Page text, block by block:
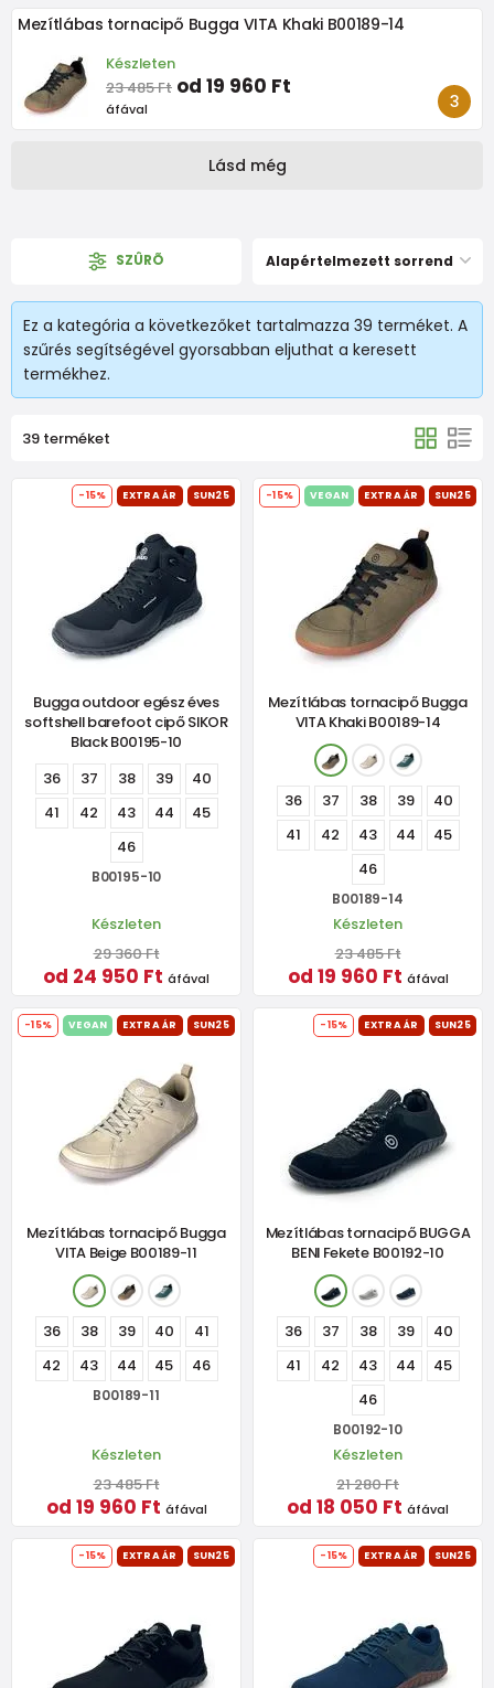
Mezítlábas tornacipő Bugga VITA Khaki B00189-14
Készleten
23 485 Ft od 19 960 Ft
áfával
Lásd még
SZÛRÕ Alapértelmezett sorrend
Ez a kategória a következőket tartalmazza 39 terméket. A
szűrés segítségével gyorsabban eljuthat a keresett
termékhez.
39 terméket
-15% EXTRA ÁR SUN25
Bugga outdoor egész éves
softshell barefoot cipő SIKOR
Black B00195-10
36
37 38 39
40
41
42 43 44
45
46
B00195-10
Készleten
29 360 Ft
od 24 950 Ft áfával
-15% VEGAN EXTRA ÁR SUN25
Mezítlábas tornacipő Bugga
VITA Khaki B00189-14
36 37 38 39
40
41
42 43 44
45
46
B00189-14
Készleten
23 485 Ft
od 19 960 Ft áfával
-15% VEGAN EXTRA ÁR SUN25
Mezítlábas tornacipő Bugga
VITA Beige B00189-11
36 38 39 40
41
42
43 44 45 46
B00189-11
Készleten
23 485 Ft
od 19 960 Ft áfával
-15% EXTRA ÁR SUN25
Mezítlábas tornacipő BUGGA
BENI Fekete B00192-10
36 37 38 39
40
41
42 43 44
45
46
B00192-10
Készleten
21 280 Ft
od 18 050 Ft áfával
-15% EXTRA ÁR SUN25 -15% EXTRA ÁR SUN25